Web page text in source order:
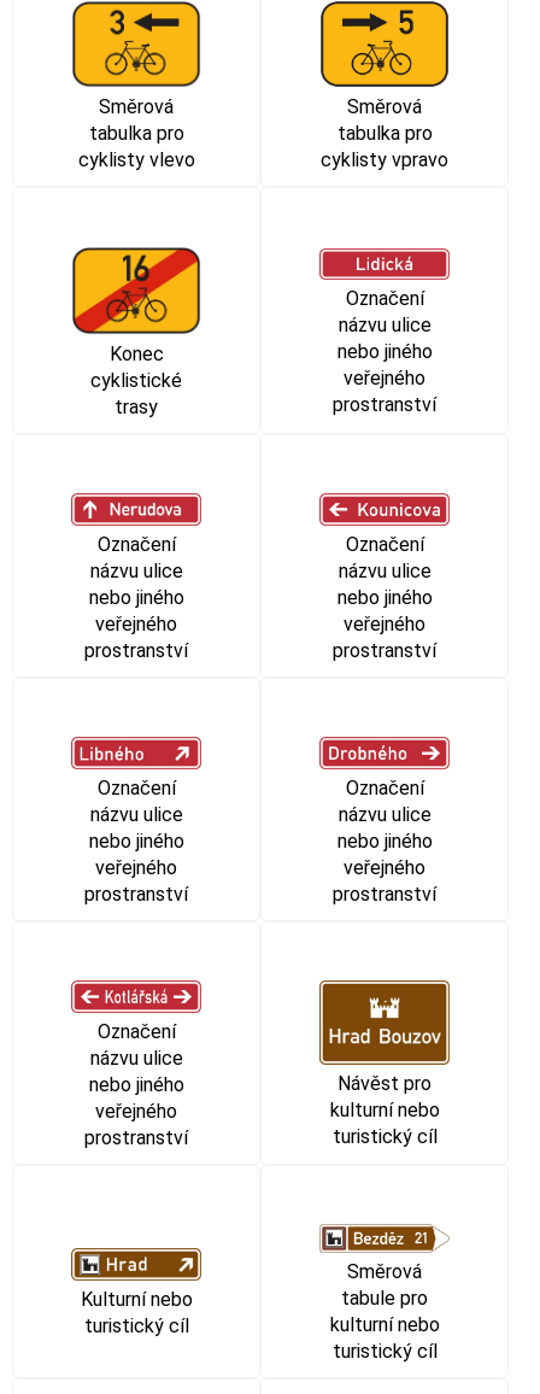
Směrová
tabulka pro
cyklisty vlevo
Směrová
tabulka pro
cyklisty vpravo
Konec
cyklistické
trasy
Označení
názvu ulice
nebo jiného
veřejného
prostranství
Označení
názvu ulice
nebo jiného
veřejného
prostranství
Označení
názvu ulice
nebo jiného
veřejného
prostranství
Označení
názvu ulice
nebo jiného
veřejného
prostranství
Označení
názvu ulice
nebo jiného
veřejného
prostranství
Označení
názvu ulice
nebo jiného
veřejného
prostranství
Návěst pro
kulturní nebo
turistický cíl
Kulturní nebo
turistický cíl
Směrová
tabule pro
kulturní nebo
turistický cíl